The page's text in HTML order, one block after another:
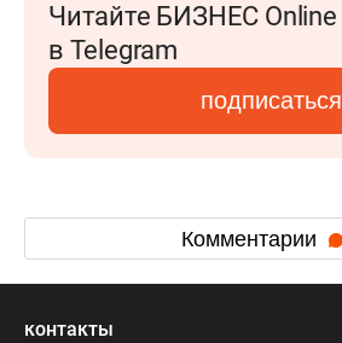
Читайте БИЗНЕС Online
в Telegram
подписаться
Комментарии
контакты